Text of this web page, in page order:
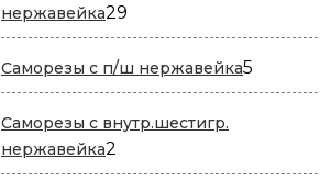
нержавейка29
товаров
Саморезы с п/ш нержавейка5
товаров
Саморезы с внутр.шестигр.
нержавейка2
товара